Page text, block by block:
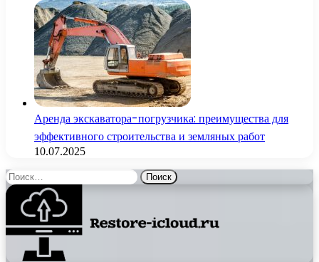
Аренда экскаватора-погрузчика: преимущества для
эффективного строительства и земляных работ
10.07.2025
Найти: